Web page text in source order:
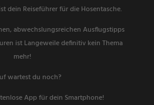
dein Reiseführer für die Hosentasche.
abwechslungsreichen Ausflugstipps
ist Langeweile definitiv kein Thema
mehr!
wartest du noch?
App für dein Smartphone!